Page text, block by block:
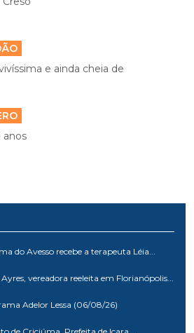
vivíssima e ainda cheia de
anos
do Avesso recebe a terapeuta Léia...
vereadora reeleita em Florianópolis...
Adelor Lessa (06/08/26)